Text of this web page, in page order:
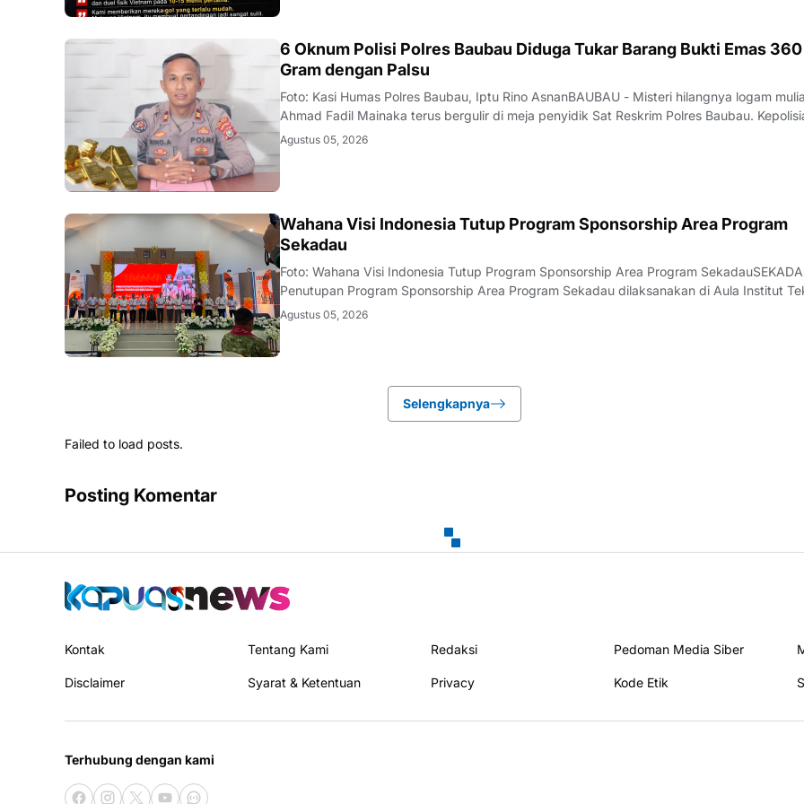
BAUBAU
6 Oknum Polisi Polres Baubau Diduga Tukar Barang Bukti Emas 360
Gram dengan Palsu
Foto: Kasi Humas Polres Baubau, Iptu Rino AsnanBAUBAU - Misteri hilangnya logam
Ahmad Fadil Mainaka terus bergulir di meja penyidik Sat Reskrim Polres Baubau.
intensif memburu titik terang pelaku.Sebanyak enam oknum polisi Satuan Reserse Kriminal
Agustus 05, 2026
KALBAR
Wahana Visi Indonesia Tutup Program Sponsorship Area Program
Sekadau
Foto: Wahana Visi Indonesia Tutup Program Sponsorship Area Program
Penutupan Program Sponsorship Area Program Sekadau dilaksanakan di Aula Institut
Keling Kumang pada Rabu, 5 Agustus 2026.Acara dihadiri oleh Pemerintah Daerah, tokoh
Agustus 05, 2026
Selengkapnya
Failed to load posts.
Posting Komentar
Kontak Tentang Kami Redaksi Pedoman Media Siber
Disclaimer Syarat & Ketentuan Privacy Kode Etik
Terhubung dengan kami